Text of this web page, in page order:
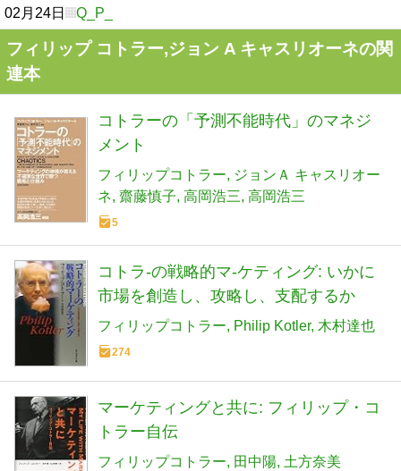
02月24日 Q_P_
フィリップ コトラー,ジョン A キャスリオーネの関
連本
コトラーの「予測不能時代」のマネジ
メント
フィリップコトラー
ジョンＡ キャスリオー
ネ 齋藤慎子 高岡浩三 高岡浩三
5
コトラ-の戦略的マ-ケティング: いかに
市場を創造し、攻略し、支配するか
フィリップコトラー Philip Kotler 木村達也
274
マーケティングと共に: フィリップ・コ
トラー自伝
フィリップコトラー 田中陽 土方奈美